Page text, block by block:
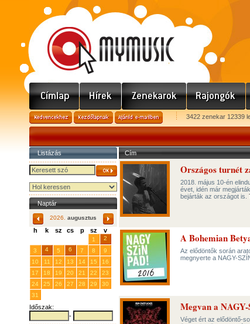
3422 zenekar 12339
Listázás
Naptár
2026. augusztus
h k sz cs p sz v
1
2
3
4 5 6 7 8
9
10
11 12 13 14 15
16
17
18 19 20 21 22
23
24
25 26 27 28 29
30
31
Időszak:
-
Cím
Országos turnét
2018. május 10-én
évet, idén már
bejárták az országot is.
A Bohemian
Az elődöntők során
megnyerte a NAGY-
Megvan a
Véget ért az elődöntő-